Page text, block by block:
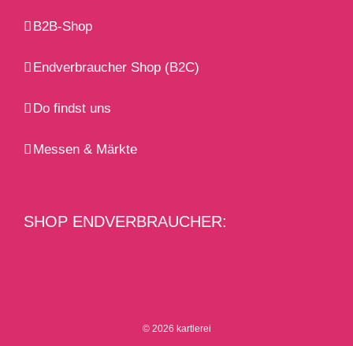
B2B-Shop
Endverbraucher Shop (B2C)
Do findst uns
Messen & Märkte
SHOP ENDVERBRAUCHER:
© 2026 kartlerei